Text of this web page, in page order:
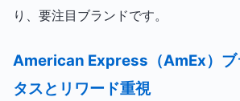
り、要注目ブランドです。
American Express（AmEx）ブ
タスとリワード重視